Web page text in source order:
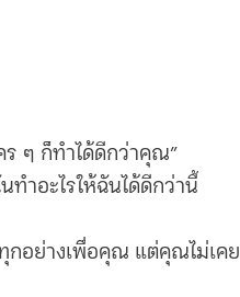
ร ๆ ก็ทำได้ดีกว่าคุณ”
ทำอะไรให้ฉันได้ดีกว่านี้
กอย่างเพื่อคุณ แต่คุณไม่เคย